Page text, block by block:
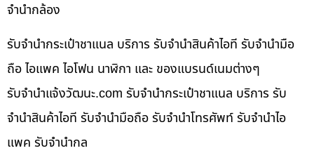
จำนำกล้อง
รับจำนำกระเป๋าชาแนล บริการ รับจำนำสินค้าไอที รับจำนำมือ
ถือ ไอแพค ไอโฟน นาฬิกา และ ของแบรนด์เนมต่างๆ
รับจํานําแจ้งวัฒนะ.com รับจำนำกระเป๋าชาแนล บริการ รับ
จำนำสินค้าไอที รับจำนำมือถือ รับจำนำโทรศัพท์ รับจำนำไอ
แพค รับจำนำกล